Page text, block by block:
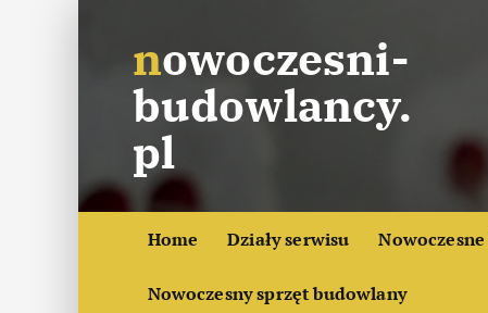
c
o
nowoczesni-
budowlancy.
pl
Home Działy serwisu
Nowoczesny sprzęt budowlany